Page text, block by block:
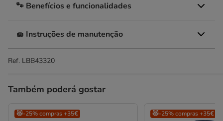
🐾 Benefícios e funcionalidades
🧽 Instruções de manutenção
Ref. LBB43320
Também poderá gostar
😻-25% compras +35€ 😻-25% compras +35€